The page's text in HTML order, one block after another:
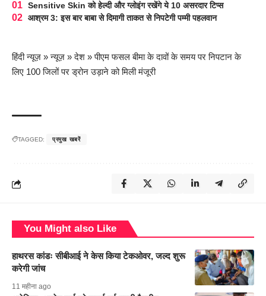
Sensitive Skin को हेल्दी और ग्लोइंग रखेंगे ये 10 असरदार टिप्स
आश्रम 3: इस बार बाबा से दिमागी ताकत से निपटेगी पम्मी पहलवान
हिंदी न्यूज़ »न्यूज़ »देश »पीएम फसल बीमा के दावों के समय पर निपटान के
लिए 100 जिलों पर ड्रोन उड़ाने को मिली मंजूरी
TAGGED: प्रमुख खबरें
You Might also Like
हाथरस कांडः सीबीआई ने केस किया टेकओवर, जल्द शुरू
करेगी जांच
11 महीना ago